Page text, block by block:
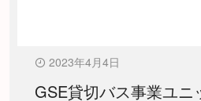
2023年4月4日
GSE貸切バス事業ユ